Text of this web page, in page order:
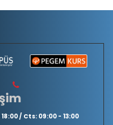
/ Cts: 09:00 - 13:00